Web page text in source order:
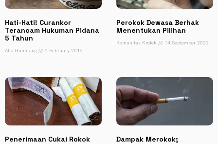
Hati-Hati! Curankor
Terancam Hukuman Pidana
5 Tahun
Alfa Gumilang 2 February 2016
Perokok Dewasa Berhak
Menentukan Pilihan
Komunitas Kretek 14 September 2022
Penerimaan Cukai Rokok
Dampak Merokok;